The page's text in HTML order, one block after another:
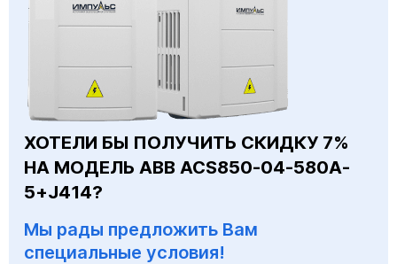
ХОТЕЛИ БЫ ПОЛУЧИТЬ СКИДКУ 7%
НА МОДЕЛЬ ABB ACS850-04-580A-
5+J414?
Мы рады предложить Вам
специальные условия!